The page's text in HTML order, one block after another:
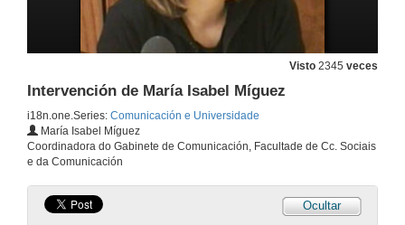
Visto 2345 veces
Intervención de María Isabel Míguez
i18n.one.Series: Comunicación e Universidade
María Isabel Míguez
Coordinadora do Gabinete de Comunicación, Facultade de Cc. Sociais
e da Comunicación
Ocultar
13 de abr. de 2007
Quenda de Preguntas
Aclarando dúbidas e debatindo sobre temas relacionados
13 de abr. de 2007
As aplicacións da comunicación no mundo universitario